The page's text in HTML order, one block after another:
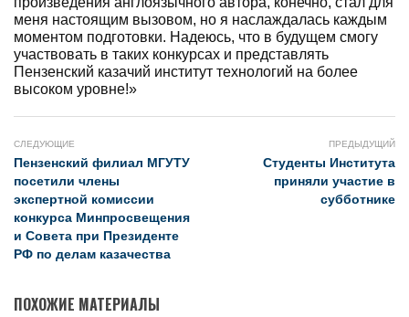
меня настоящим вызовом, но я наслаждалась каждым
моментом подготовки. Надеюсь, что в будущем смогу
участвовать в таких конкурсах и представлять
Пензенский казачий институт технологий на более
высоком уровне!»
СЛЕДУЮЩИЕ
Пензенский филиал МГУТУ
посетили члены
экспертной комиссии
конкурса Минпросвещения
и Совета при Президенте
РФ по делам казачества
ПРЕДЫДУЩИЙ
Студенты Института
приняли участие в
субботнике
ПОХОЖИЕ МАТЕРИАЛЫ